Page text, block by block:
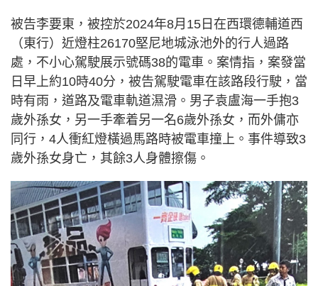
被告李要東，被控於2024年8月15日在西環德輔道西
（東行）近燈柱26170堅尼地城泳池外的行人過路
處，不小心駕駛展示號碼38的電車。案情指，案發當
日早上約10時40分，被告駕駛電車在該路段行駛，當
時有雨，道路及電車軌道濕滑。男子袁盧海一手抱3
歲外孫女，另一手牽着另一名6歲外孫女，而外傭亦
同行，4人衝紅燈橫過馬路時被電車撞上。事件導致3
歲外孫女身亡，其餘3人身體擦傷。